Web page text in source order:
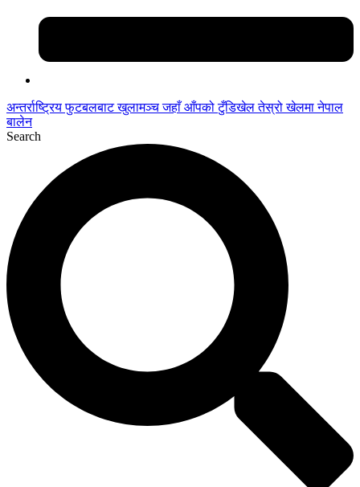
अन्तर्राष्ट्रिय फुटबलबाट खुलामञ्च जहाँ आँपको टुँडिखेल तेस्रो खेलमा नेपाल
बालेन
Search